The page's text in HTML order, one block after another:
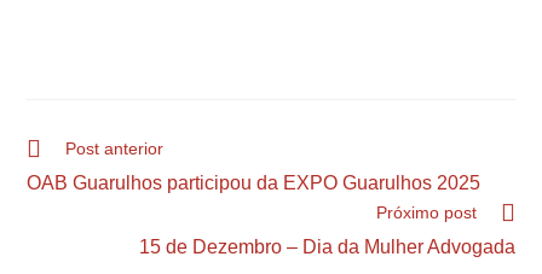
Post anterior
OAB Guarulhos participou da EXPO Guarulhos 2025
Próximo post
15 de Dezembro – Dia da Mulher Advogada